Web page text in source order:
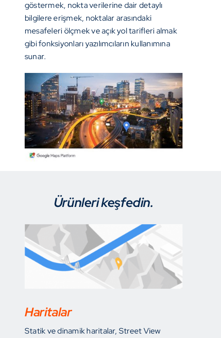
göstermek, nokta verilerine dair detaylı
bilgilere erişmek, noktalar arasındaki
mesafeleri ölçmek ve açık yol tarifleri almak
gibi fonksiyonları yazılımcıların kullanımına
sunar.
Ürünleri keşfedin.
Haritalar
Statik ve dinamik haritalar, Street View